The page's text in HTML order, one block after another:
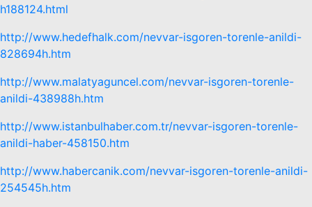
h188124.html
http://www.hedefhalk.com/nevvar-isgoren-torenle-anildi-
828694h.htm
http://www.malatyaguncel.com/nevvar-isgoren-torenle-
anildi-438988h.htm
http://www.istanbulhaber.com.tr/nevvar-isgoren-torenle-
anildi-haber-458150.htm
http://www.habercanik.com/nevvar-isgoren-torenle-anildi-
254545h.htm